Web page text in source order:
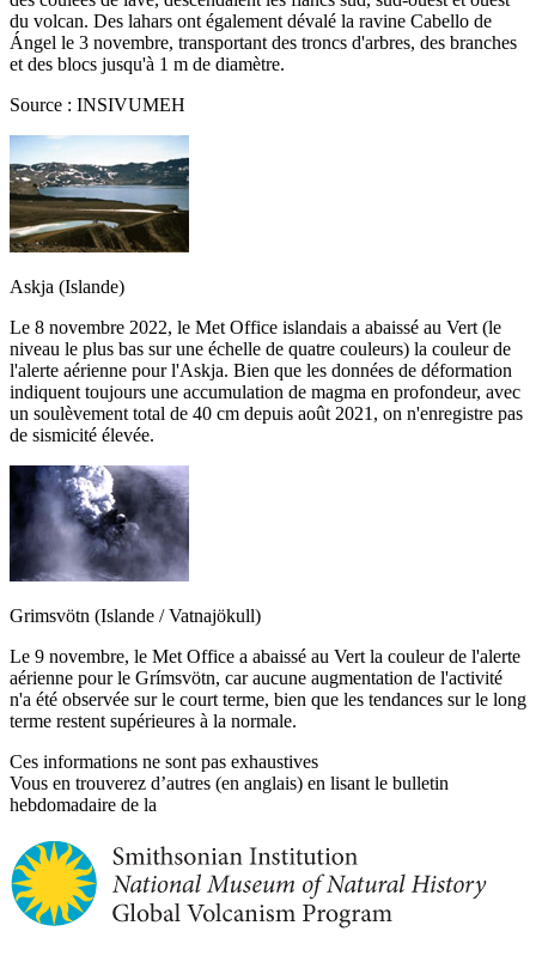
du volcan. Des lahars ont également dévalé la ravine Cabello de
Ángel le 3 novembre, transportant des troncs d'arbres, des branches
et des blocs jusqu'à 1 m de diamètre.
Source : INSIVUMEH
Askja (Islande)
Le 8 novembre 2022, le Met Office islandais a abaissé au Vert (le
niveau le plus bas sur une échelle de quatre couleurs) la couleur de
l'alerte aérienne pour l'Askja. Bien que les données de déformation
indiquent toujours une accumulation de magma en profondeur, avec
un soulèvement total de 40 cm depuis août 2021, on n'enregistre pas
de sismicité élevée.
Grimsvötn (Islande / Vatnajökull)
Le 9 novembre, le Met Office a abaissé au Vert la couleur de l'alerte
aérienne pour le Grímsvötn, car aucune augmentation de l'activité
n'a été observée sur le court terme, bien que les tendances sur le long
terme restent supérieures à la normale.
Ces informations ne sont pas exhaustives
Vous en trouverez d’autres (en anglais) en lisant le bulletin
hebdomadaire de la